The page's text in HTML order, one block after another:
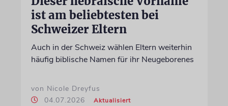
ist am beliebtesten bei
Schweizer Eltern
Auch in der Schweiz wählen Eltern weiterhin
häufig biblische Namen für ihr Neugeborenes
von Nicole Dreyfus
04.07.2026
Aktualisiert